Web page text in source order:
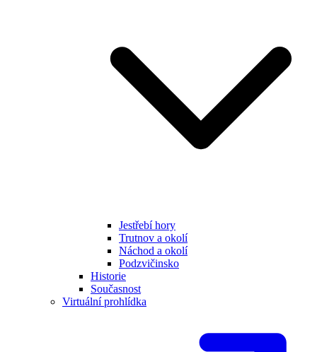
Jestřebí hory
Trutnov a okolí
Náchod a okolí
Podzvičinsko
Historie
Současnost
Virtuální prohlídka